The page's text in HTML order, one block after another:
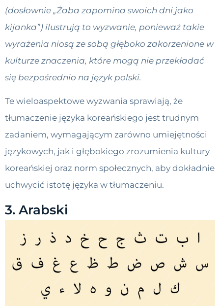
(dosłownie „Żaba zapomina swoich dni jako
kijanka”) ilustrują to wyzwanie, ponieważ takie
wyrażenia niosą ze sobą głęboko zakorzenione w
kulturze znaczenia, które mogą nie przekładać
się bezpośrednio na język polski.
Te wieloaspektowe wyzwania sprawiają, że
tłumaczenie języka koreańskiego jest trudnym
zadaniem, wymagającym zarówno umiejętności
językowych, jak i głębokiego zrozumienia kultury
koreańskiej oraz norm społecznych, aby dokładnie
uchwycić istotę języka w tłumaczeniu.
3. Arabski